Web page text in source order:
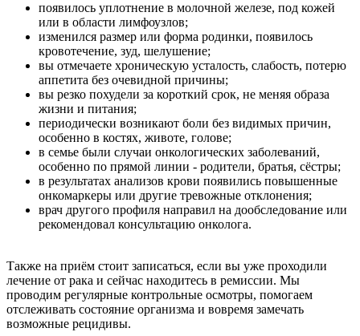
появилось уплотнение в молочной железе, под кожей
или в области лимфоузлов;
изменился размер или форма родинки, появилось
кровотечение, зуд, шелушение;
вы отмечаете хроническую усталость, слабость, потерю
аппетита без очевидной причины;
вы резко похудели за короткий срок, не меняя образа
жизни и питания;
периодически возникают боли без видимых причин,
особенно в костях, животе, голове;
в семье были случаи онкологических заболеваний,
особенно по прямой линии - родители, братья, сёстры;
в результатах анализов крови появились повышенные
онкомаркеры или другие тревожные отклонения;
врач другого профиля направил на дообследование или
рекомендовал консультацию онколога.
Также на приём стоит записаться, если вы уже проходили
лечение от рака и сейчас находитесь в ремиссии. Мы
проводим регулярные контрольные осмотры, помогаем
отслеживать состояние организма и вовремя замечать
возможные рецидивы.